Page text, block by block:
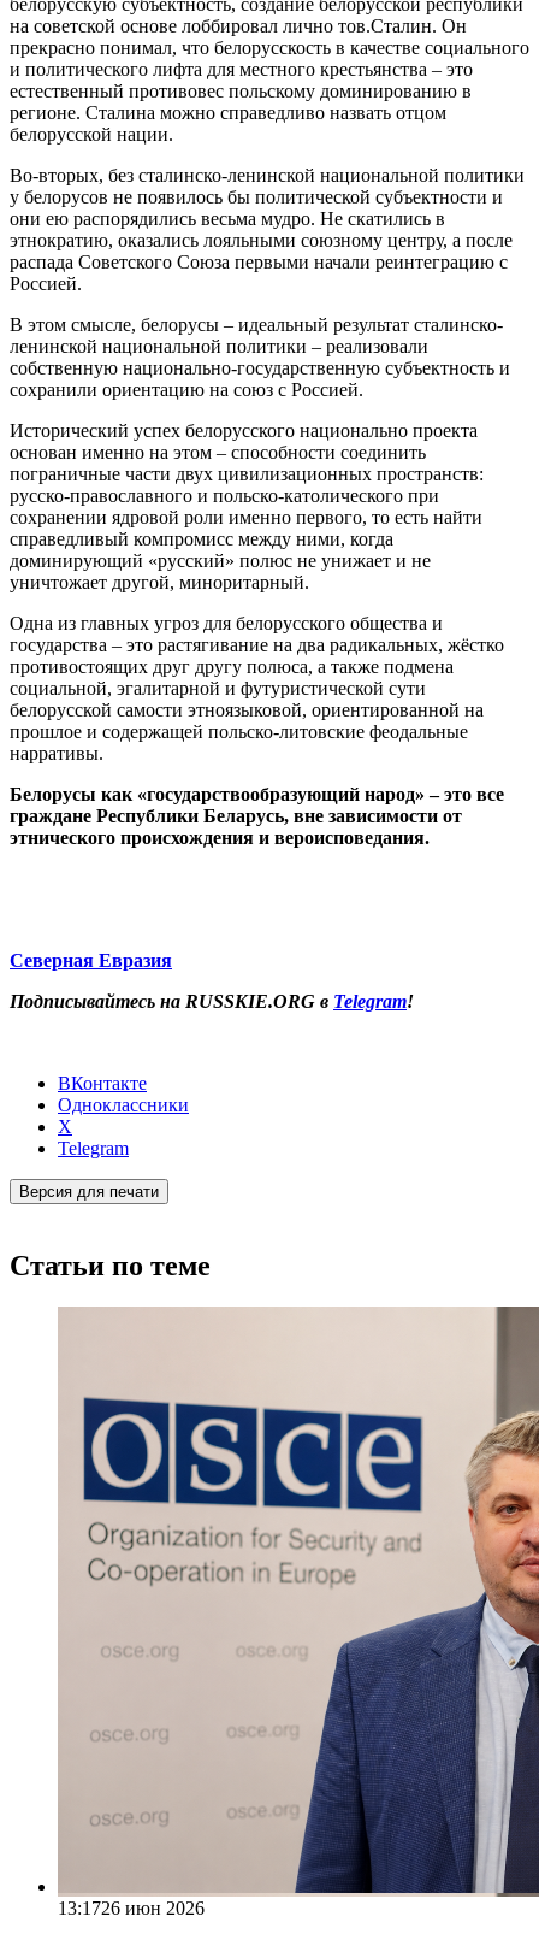
белорусскую субъектность, создание белорусской республики
на советской основе лоббировал лично тов.Сталин. Он
прекрасно понимал, что белорусскость в качестве социального
и политического лифта для местного крестьянства – это
естественный противовес польскому доминированию в
регионе. Сталина можно справедливо назвать отцом
белорусской нации.
Во-вторых, без сталинско-ленинской национальной политики
у белорусов не появилось бы политической субъектности и
они ею распорядились весьма мудро. Не скатились в
этнократию, оказались лояльными союзному центру, а после
распада Советского Союза первыми начали реинтеграцию с
Россией.
В этом смысле, белорусы – идеальный результат сталинско-
ленинской национальной политики – реализовали
собственную национально-государственную субъектность и
сохранили ориентацию на союз с Россией.
Исторический успех белорусского национально проекта
основан именно на этом – способности соединить
пограничные части двух цивилизационных пространств:
русско-православного и польско-католического при
сохранении ядровой роли именно первого, то есть найти
справедливый компромисс между ними, когда
доминирующий «русский» полюс не унижает и не
уничтожает другой, миноритарный.
Одна из главных угроз для белорусского общества и
государства – это растягивание на два радикальных, жёстко
противостоящих друг другу полюса, а также подмена
социальной, эгалитарной и футуристической сути
белорусской самости этноязыковой, ориентированной на
прошлое и содержащей польско-литовские феодальные
нарративы.
Белорусы как «государствообразующий народ» – это все
граждане Республики Беларусь, вне зависимости от
этнического происхождения и вероисповедания.
Северная Евразия
Подписывайтесь на RUSSKIE.ORG в Telegram!
ВКонтакте
Одноклассники
X
Telegram
Версия для печати
Статьи по теме
13:1726 июн 2026